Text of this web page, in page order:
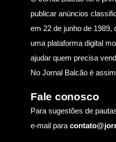
publicar anúncios
em 22 de junho de 1989,
uma plataforma digital
ajudar quem precisa
No Jornal Balcão é
Fale conosco
Para sugestões de
e-mail para